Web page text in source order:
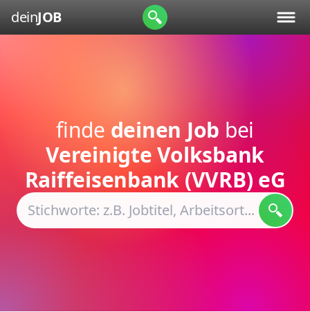
deinJOB
finde deinen Job bei
Vereinigte Volksbank
Raiffeisenbank (VVRB) eG